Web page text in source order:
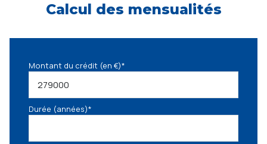
Calcul des mensualités
Montant du crédit (en €)*
Durée (années)*